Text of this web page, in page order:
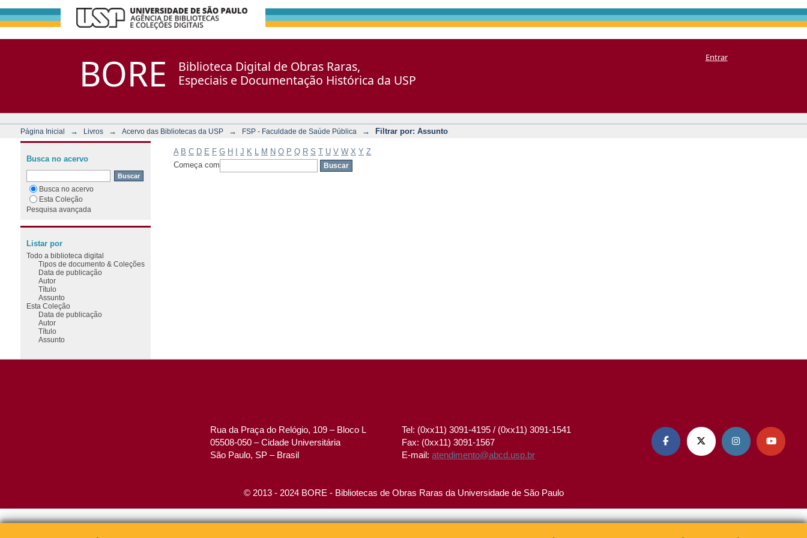
BORE
Biblioteca Digital de Obras Raras,
Especiais e Documentação Histórica da USP
Entrar
Página Inicial → Livros → Acervo das Bibliotecas da USP → FSP - Faculdade de Saúde Pública → Filtrar por: Assunto
A B C D E F G H J K M N O P Q R S T U V W X Y Z
Começa com
Busca no acervo
Busca no acervo
Esta Coleção
Pesquisa avançada
Listar por
Todo a biblioteca digital
Tipos de documento & Coleções
Data de publicação
Autor
Título
Assunto
Esta Coleção
Data de publicação
Autor
Título
Assunto
Rua da Praça do Relógio, 109 – Bloco L
05508-050 – Cidade Universitária
São Paulo, SP – Brasil
Tel: (0xx11) 3091-4195 / (0xx11) 3091-1541
Fax: (0xx11) 3091-1567
E-mail:atendimento@abcd.usp.br
   
© 2013 - 2024 BORE - Bibliotecas de Obras Raras da Universidade de São Paulo